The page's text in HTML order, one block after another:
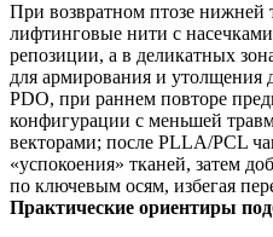
При возвратном птозе нижней
лифтинговые нити с
репозиции, а в деликатных
для армирования и утолщения
PDO, при раннем повторе
конфигурации с меньшей
векторами; после PLLA/PCL
«успокоения» тканей, затем
по ключевым осям, избегая
Практические ориентиры